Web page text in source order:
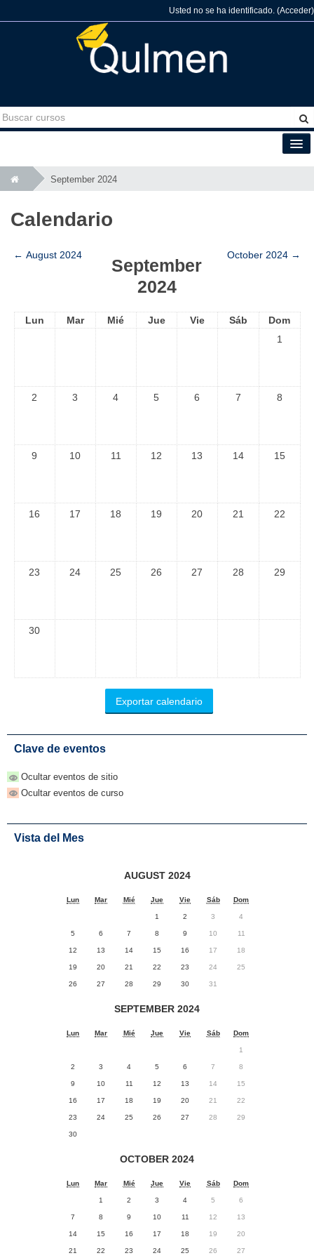
Usted no se ha identificado. (Acceder)
Español - Internacional (es)
September 2024
Calendario
← August 2024
September
2024
October 2024 →
Lun Mar Mié Jue Vie Sáb
Dom
1
2 3 4 5 6 7 8
9 10 11 12 13 14 15
16 17 18 19 20 21 22
23 24 25 26 27 28 29
30
Clave de eventos
Ocultar eventos de sitio
Ocultar eventos de curso
Vista del Mes
AUGUST 2024
Lun Mar Mié Jue Vie Sáb Dom
1 2 3 4
5 6 7 8 9 10 11
12 13 14 15 16 17 18
19 20 21 22 23 24 25
26 27 28 29 30 31
SEPTEMBER 2024
Lun Mar Mié Jue Vie Sáb Dom
1
2 3 4 5 6 7 8
9 10 11 12 13 14 15
16 17 18 19 20 21 22
23 24 25 26 27 28 29
30
OCTOBER 2024
Lun Mar Mié Jue Vie Sáb Dom
1 2 3 4 5 6
7 8 9 10 11 12 13
14 15 16 17 18 19 20
21 22 23 24 25 26 27